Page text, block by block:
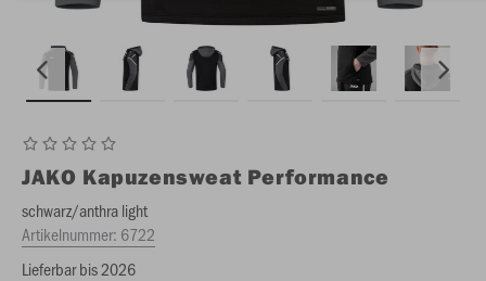
JAKO Kapuzensweat Performance
schwarz/anthra light
Artikelnummer: 6722
Lieferbar bis 2026